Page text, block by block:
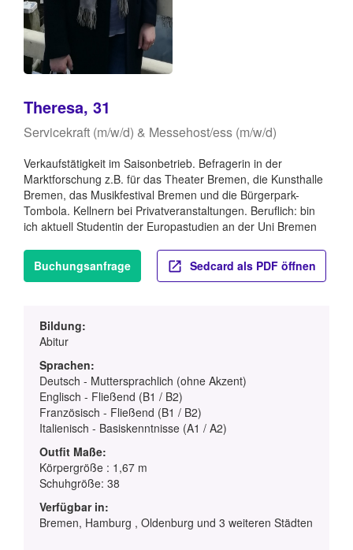
Theresa, 31
Servicekraft (m/w/d) & Messehost/ess (m/w/d)
Verkaufstätigkeit im Saisonbetrieb. Befragerin in der
Marktforschung z.B. für das Theater Bremen, die Kunsthalle
Bremen, das Musikfestival Bremen und die Bürgerpark-
Tombola. Kellnern bei Privatveranstaltungen. Beruflich: bin
ich aktuell Studentin der Europastudien an der Uni Bremen
Buchungsanfrage Sedcard als PDF öffnen
Bildung:
Abitur
Sprachen:
Deutsch - Muttersprachlich (ohne Akzent)
Englisch - Fließend (B1 / B2)
Französisch - Fließend (B1 / B2)
Italienisch - Basiskenntnisse (A1 / A2)
Outfit Maße:
Körpergröße : 1,67 m
Schuhgröße: 38
Verfügbar in:
Bremen, Hamburg , Oldenburg und 3 weiteren Städten